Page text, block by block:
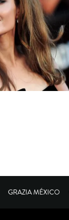
GRAZIA MÉXICO